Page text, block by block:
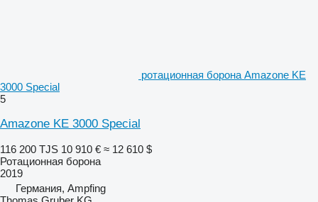
ротационная борона Amazone KE
3000 Special
5
Amazone KE 3000 Special
116 200 TJS 10 910 € ≈ 12 610 $
Ротационная борона
2019
Германия, Ampfing